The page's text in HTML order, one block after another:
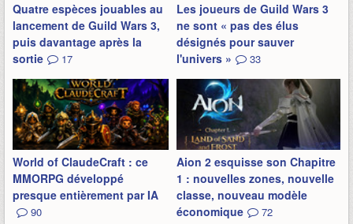
Quatre espèces jouables au
lancement de Guild Wars 3,
puis davantage après la
sortie
17
Les joueurs de Guild Wars 3
ne sont « pas des élus
désignés pour sauver
l'univers »
33
World of ClaudeCraft : ce
MMORPG développé
presque entièrement par IA
90
Aion 2 esquisse son Chapitre
1 : nouvelles zones, nouvelle
classe, nouveau modèle
économique
72